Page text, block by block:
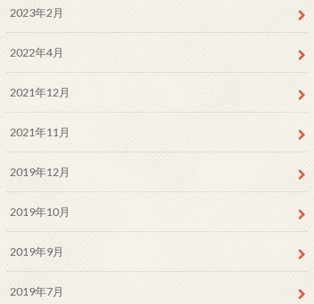
2023年2月
2022年4月
2021年12月
2021年11月
2019年12月
2019年10月
2019年9月
2019年7月